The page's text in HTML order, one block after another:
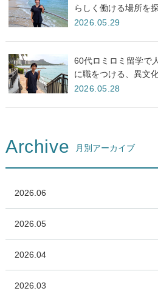
らしく働ける場所を
2026.05.29
60代ロミロミ留学で
に職をつける、異文
2026.05.28
Archive 月別アーカイブ
2026.06
2026.05
2026.04
2026.03